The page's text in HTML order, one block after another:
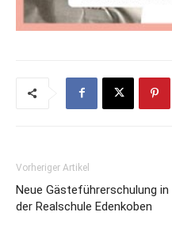
Vorheriger Artikel
Neue Gästeführerschulung in
der Realschule Edenkoben